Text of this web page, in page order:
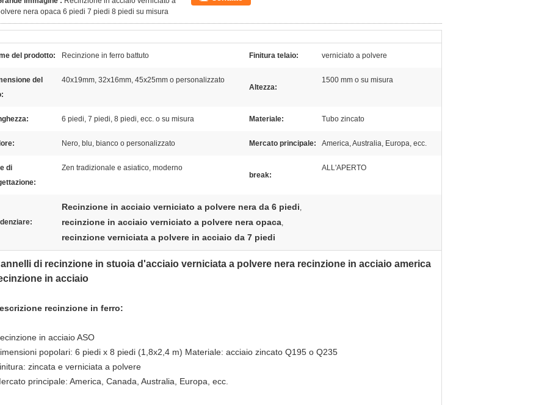
nera opaca 6 piedi 7 piedi 8 piedi su misura
del prodotto: Recinzione in ferro battuto Finitura telaio: verniciato a polvere
del
40x19mm, 32x16mm, 45x25mm o personalizzato
Altezza:
1500 mm o su misura
6 piedi, 7 piedi, 8 piedi, ecc. o su misura Materiale: Tubo zincato
Nero, blu, bianco o personalizzato Mercato principale: America, Australia, Europa, ecc.
di
Zen tradizionale e asiatico, moderno
break:
ALL'APERTO
Recinzione in acciaio verniciato a polvere nera da 6 piedi,
recinzione in acciaio verniciato a polvere nera opaca,
recinzione verniciata a polvere in acciaio da 7 piedi
di recinzione in stuoia d'acciaio verniciata a polvere nera recinzione in acciaio america
in acciaio
recinzione in ferro:
in acciaio ASO
popolari: 6 piedi x 8 piedi (1,8x2,4 m) Materiale: acciaio zincato Q195 o Q235
zincata e verniciata a polvere
principale: America, Canada, Australia, Europa, ecc.